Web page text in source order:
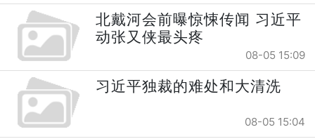
北戴河会前曝惊悚传闻 习近平
动张又侠最头疼
08-05 15:09
习近平独裁的难处和大清洗
08-05 15:04